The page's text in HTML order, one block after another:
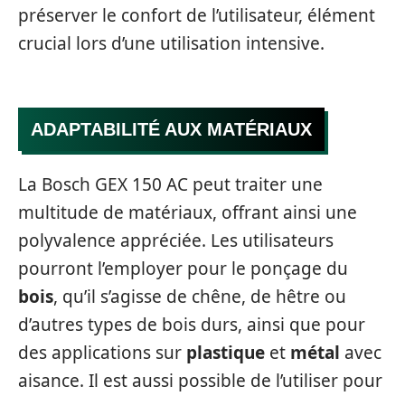
préserver le confort de l’utilisateur, élément
crucial lors d’une utilisation intensive.
ADAPTABILITÉ AUX MATÉRIAUX
La Bosch GEX 150 AC peut traiter une
multitude de matériaux, offrant ainsi une
polyvalence appréciée. Les utilisateurs
pourront l’employer pour le ponçage du
bois, qu’il s’agisse de chêne, de hêtre ou
d’autres types de bois durs, ainsi que pour
des applications sur plastique et métal avec
aisance. Il est aussi possible de l’utiliser pour